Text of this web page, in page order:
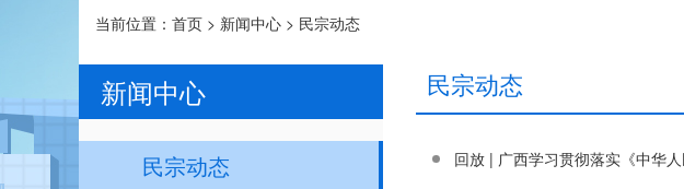
当前位置： 首页 > 新闻中心 > 民宗动态
新闻中心
民宗动态
民宗动态
回放 | 广西学习贯彻落实《中华